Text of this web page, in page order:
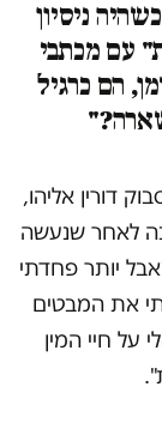
ניסיון
עם מכתבי
הם כרגיל
דורין אליהו,
לאחר שנעשה
יותר פחדתי
את המבטים
על חיי המין